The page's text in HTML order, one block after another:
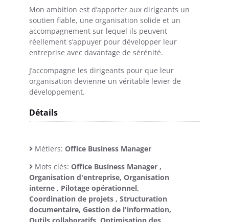
Mon ambition est d’apporter aux dirigeants un
soutien fiable, une organisation solide et un
accompagnement sur lequel ils peuvent
réellement s’appuyer pour développer leur
entreprise avec davantage de sérénité.
J’accompagne les dirigeants pour que leur
organisation devienne un véritable levier de
développement.
Détails
Métiers: Office Business Manager
Mots clés: Office Business Manager ,
Organisation d'entreprise, Organisation
interne , Pilotage opérationnel,
Coordination de projets , Structuration
documentaire, Gestion de l'information,